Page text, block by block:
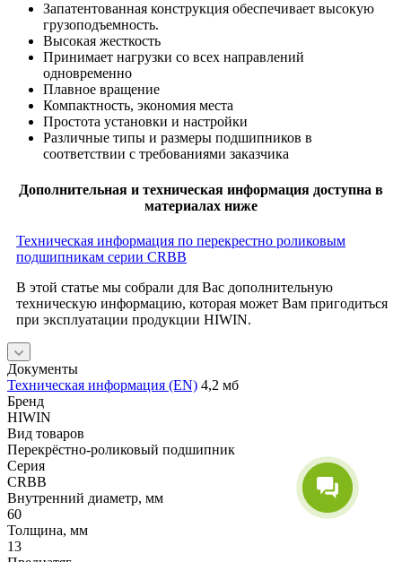
Запатентованная конструкция обеспечивает высокую
грузоподъемность.
Высокая жесткость
Принимает нагрузки со всех направлений
одновременно
Плавное вращение
Компактность, экономия места
Простота установки и настройки
Различные типы и размеры подшипников в
соответствии с требованиями заказчика
Дополнительная и техническая информация доступна в
материалах ниже
Техническая информация по перекрестно роликовым
подшипникам серии CRBB
В этой статье мы собрали для Вас дополнительную
техническую информацию, которая может Вам пригодиться
при эксплуатации продукции HIWIN.
Документы
Техническая информация (EN) 4,2 мб
Бренд
HIWIN
Вид товаров
Перекрёстно-роликовый подшипник
Серия
CRBB
Внутренний диаметр, мм
60
Толщина, мм
13